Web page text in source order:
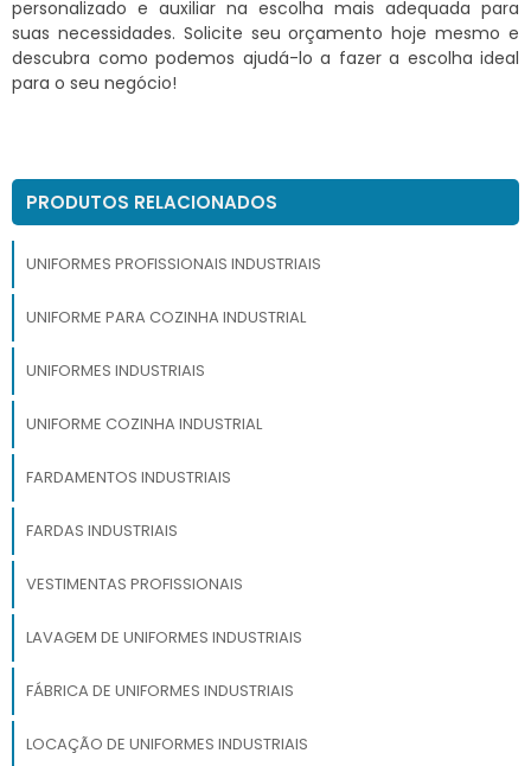
personalizado e auxiliar na escolha mais adequada para
suas necessidades. Solicite seu orçamento hoje mesmo e
descubra como podemos ajudá-lo a fazer a escolha ideal
para o seu negócio!
PRODUTOS RELACIONADOS
UNIFORMES PROFISSIONAIS INDUSTRIAIS
UNIFORME PARA COZINHA INDUSTRIAL
UNIFORMES INDUSTRIAIS
UNIFORME COZINHA INDUSTRIAL
FARDAMENTOS INDUSTRIAIS
FARDAS INDUSTRIAIS
VESTIMENTAS PROFISSIONAIS
LAVAGEM DE UNIFORMES INDUSTRIAIS
FÁBRICA DE UNIFORMES INDUSTRIAIS
LOCAÇÃO DE UNIFORMES INDUSTRIAIS